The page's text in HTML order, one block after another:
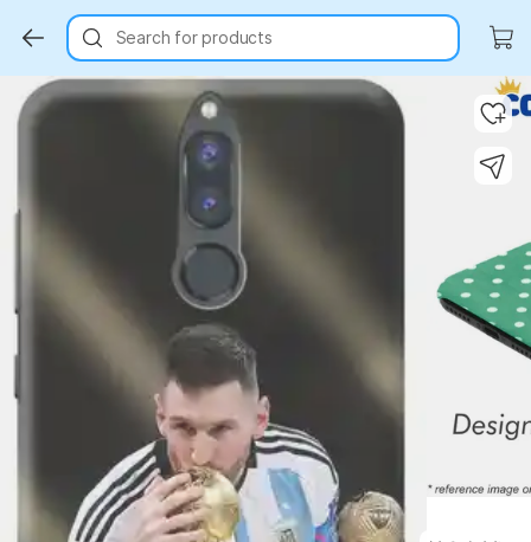
Search for products
Key Highlights Key Highlights